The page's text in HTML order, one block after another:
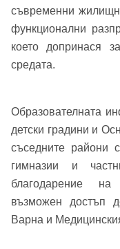
Вход
Имейл Адрес
съвременни
функционални
което допринася
средата.
Образователната
детски градини и
съседните райони
гимназии и
благодарение на
възможен достъп
Варна и
Име*
Имейл адрес*